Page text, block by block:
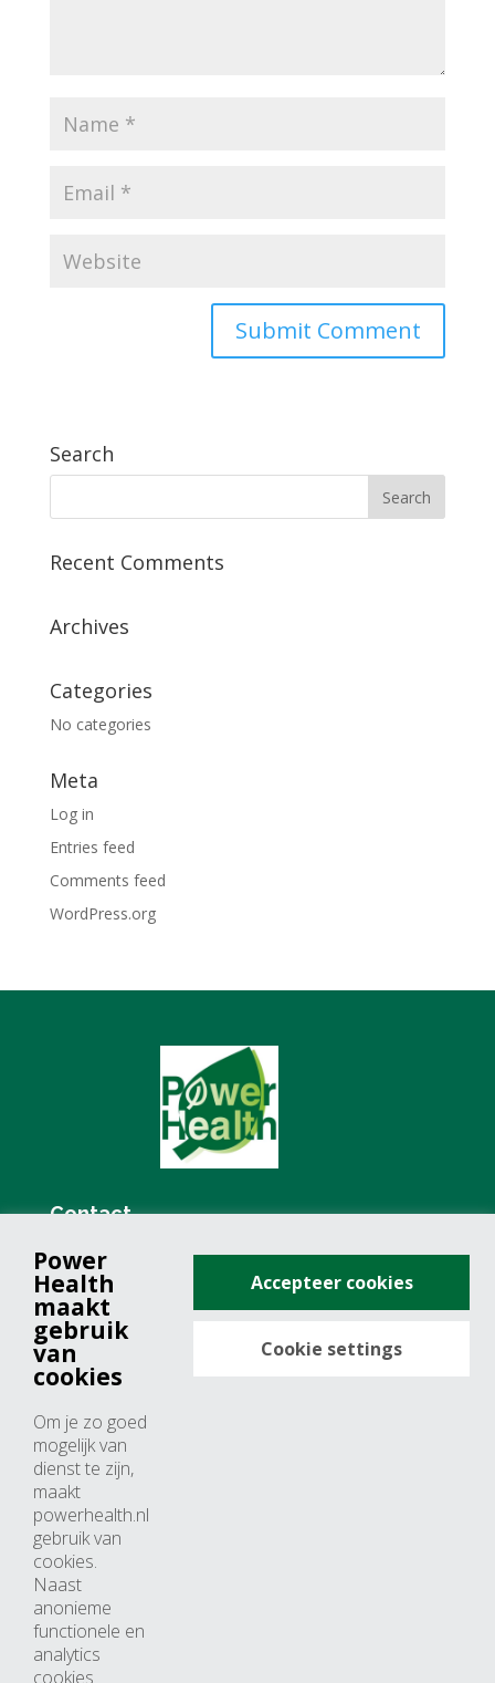
Search
Recent Comments
Archives
Categories
No categories
Meta
Log in
Entries feed
Comments feed
WordPress.org
Contact
+31 (0)76 571 19 68
info@powerhealth.nl
Adresse
4817 ZH breda
Nederland
Horaires d’ouvertures
Du lundi au jeudi: 09:00 – 17:00
Vendredi: 09:00 – 15:00
Power
Health
maakt
gebruik
van
cookies
Om je zo goed
mogelijk van
dienst te zijn,
maakt
powerhealth.nl
gebruik van
cookies.
Naast
anonieme
functionele en
analytics
cookies
Accepteer cookies
Cookie settings